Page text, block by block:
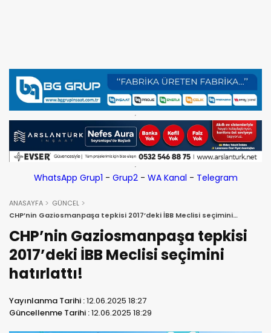
WhatsApp Grup1 - Grup2- WA Kanal - Telegram
ANASAYFA
GÜNCEL
CHP’nin Gaziosmanpaşa tepkisi 2017’deki İBB Meclisi seçimini
hatırlattı!
CHP’nin Gaziosmanpaşa tepkisi
2017’deki İBB Meclisi seçimini
hatırlattı!
Yayınlanma Tarihi :12.06.2025 18:27
Güncellenme Tarihi :12.06.2025 18:29